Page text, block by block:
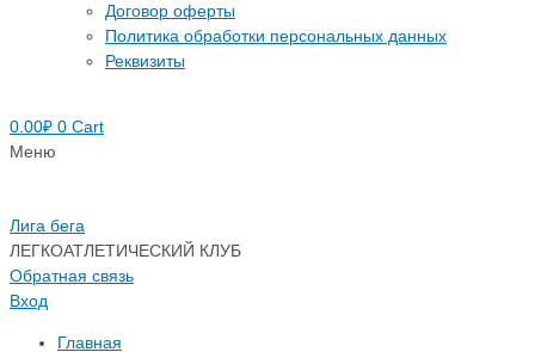
Договор оферты
Политика обработки персональных данных
Реквизиты
0.00₽ 0 Cart
Меню
Лига бега
ЛЕГКОАТЛЕТИЧЕСКИЙ КЛУБ
Обратная связь
Вход
Главная